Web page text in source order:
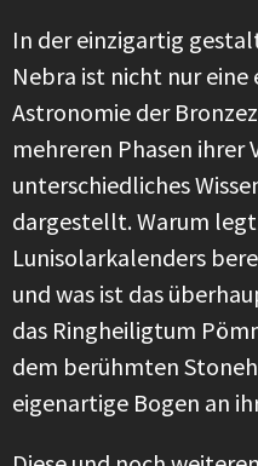
In der einzigartig
Nebra ist nicht nur
Astronomie der
mehreren Phasen ihrer
unterschiedliches
dargestellt. Warum legt
Lunisolarkalenders
und was ist das
das Ringheiligtum
dem berühmten
eigenartige Bogen an